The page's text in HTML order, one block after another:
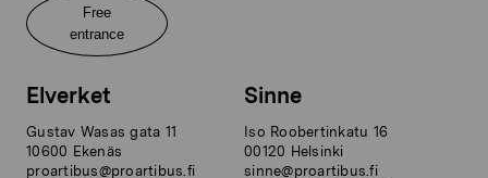
Free
entrance
Elverket
Gustav Wasas gata 11
10600 Ekenäs
proartibus@proartibus.fi
Sinne
Iso Roobertinkatu 16
00120 Helsinki
sinne@proartibus.fi